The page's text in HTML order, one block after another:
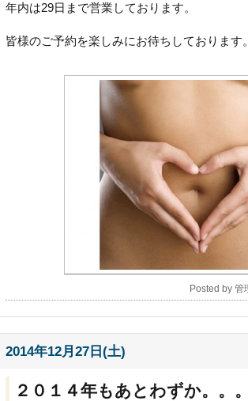
年内は29日まで営業しております。
皆様のご予約を楽しみにお待ちしております
Posted by
2014年12月27日(土)
２０１４年もあとわずか。。